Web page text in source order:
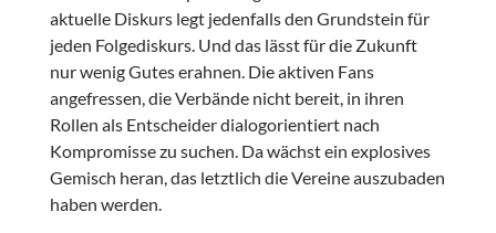
aktuelle Diskurs legt jedenfalls den Grundstein für
jeden Folgediskurs. Und das lässt für die Zukunft
nur wenig Gutes erahnen. Die aktiven Fans
angefressen, die Verbände nicht bereit, in ihren
Rollen als Entscheider dialogorientiert nach
Kompromisse zu suchen. Da wächst ein explosives
Gemisch heran, das letztlich die Vereine auszubaden
haben werden.